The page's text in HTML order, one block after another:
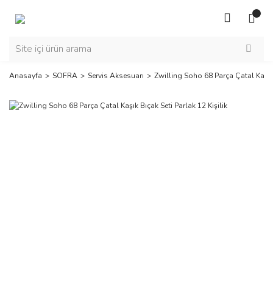
Anasayfa SOFRA Servis Aksesuarı Zwilling Soho 68 Parça Çatal